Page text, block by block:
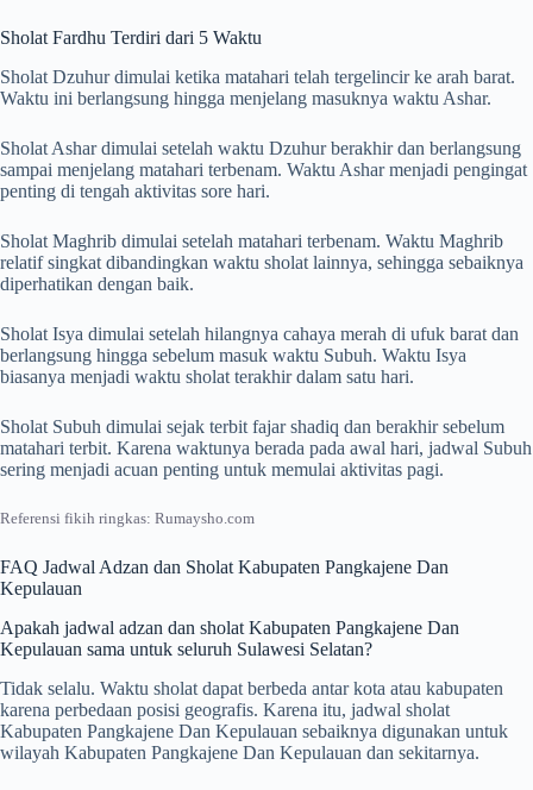
Sholat Fardhu Terdiri dari 5 Waktu
Sholat Dzuhur dimulai ketika matahari telah tergelincir ke arah barat.
Waktu ini berlangsung hingga menjelang masuknya waktu Ashar.
Sholat Ashar dimulai setelah waktu Dzuhur berakhir dan berlangsung
sampai menjelang matahari terbenam. Waktu Ashar menjadi pengingat
penting di tengah aktivitas sore hari.
Sholat Maghrib dimulai setelah matahari terbenam. Waktu Maghrib
relatif singkat dibandingkan waktu sholat lainnya, sehingga sebaiknya
diperhatikan dengan baik.
Sholat Isya dimulai setelah hilangnya cahaya merah di ufuk barat dan
berlangsung hingga sebelum masuk waktu Subuh. Waktu Isya
biasanya menjadi waktu sholat terakhir dalam satu hari.
Sholat Subuh dimulai sejak terbit fajar shadiq dan berakhir sebelum
matahari terbit. Karena waktunya berada pada awal hari, jadwal Subuh
sering menjadi acuan penting untuk memulai aktivitas pagi.
Referensi fikih ringkas: Rumaysho.com
FAQ Jadwal Adzan dan Sholat Kabupaten Pangkajene Dan
Kepulauan
Apakah jadwal adzan dan sholat Kabupaten Pangkajene Dan
Kepulauan sama untuk seluruh Sulawesi Selatan?
Tidak selalu. Waktu sholat dapat berbeda antar kota atau kabupaten
karena perbedaan posisi geografis. Karena itu, jadwal sholat
Kabupaten Pangkajene Dan Kepulauan sebaiknya digunakan untuk
wilayah Kabupaten Pangkajene Dan Kepulauan dan sekitarnya.